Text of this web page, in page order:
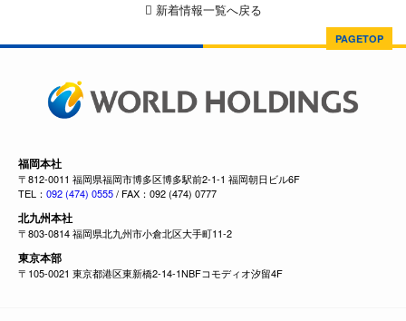
新着情報一覧へ戻る
PAGETOP
福岡本社
〒812-0011 福岡県福岡市博多区博多駅前2-1-1 福岡朝日ビル6F
TEL： 092 (474) 0555/ FAX：092 (474) 0777
北九州本社
〒803-0814 福岡県北九州市小倉北区大手町11-2
東京本部
〒105-0021 東京都港区東新橋2-14-1NBFコモディオ汐留4F